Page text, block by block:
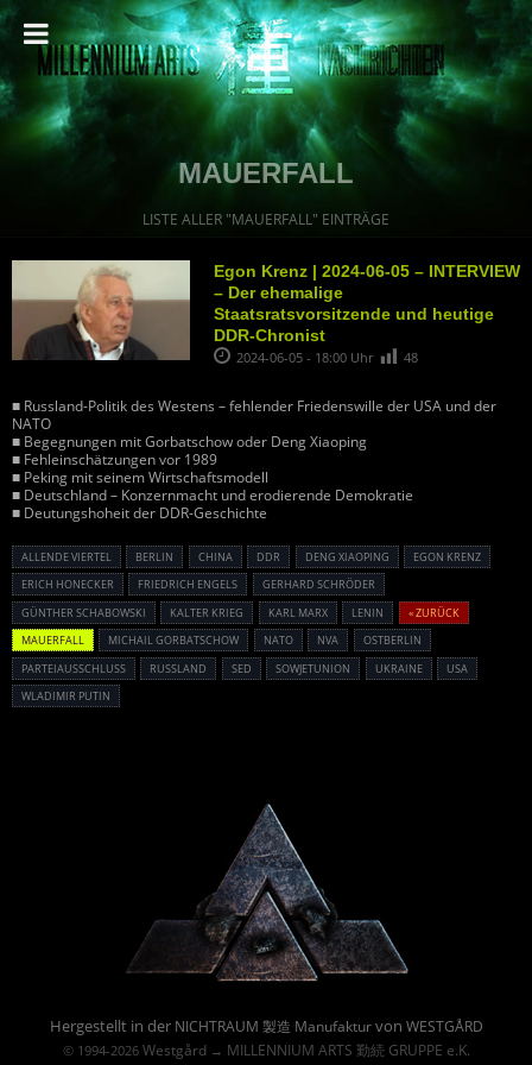
MAUERFALL
LISTE ALLER "MAUERFALL" EINTRÄGE
Egon Krenz | 2024-06-05 – INTERVIEW
– Der ehemalige
Staatsratsvorsitzende und heutige
DDR-Chronist
2024-06-05 - 18:00 Uhr 48
■ Russland-Politik des Westens – fehlender Friedenswille der USA und der
NATO
■ Begegnungen mit Gorbatschow oder Deng Xiaoping
■ Fehleinschätzungen vor 1989
■ Peking mit seinem Wirtschaftsmodell
■ Deutschland – Konzernmacht und erodierende Demokratie
■ Deutungshoheit der DDR-Geschichte
ALLENDE VIERTEL BERLIN CHINA DDR DENG XIAOPING
EGON KRENZ
ERICH HONECKER
FRIEDRICH ENGELS
GERHARD SCHRÖDER
GÜNTHER SCHABOWSKI
KALTER KRIEG KARL MARX LENIN
« ZURÜCK
MAUERFALL
MICHAIL GORBATSCHOW NATO NVA
OSTBERLIN
PARTEIAUSSCHLUSS
RUSSLAND SED SOWJETUNION UKRAINE
USA
WLADIMIR PUTIN
Hergestellt in der NICHTRAUM 製造 Manufakturvon WESTGÅRD
© 1994-2026 Westgård→ MILLENNIUM ARTS 勤続 GRUPPE e.K.
Powered By :